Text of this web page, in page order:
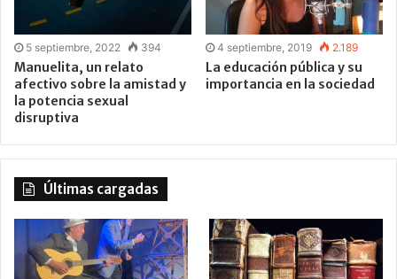
5 septiembre, 2022 394
Manuelita, un relato
afectivo sobre la amistad y
la potencia sexual
disruptiva
4 septiembre, 2019 2.189
La educación pública y su
importancia en la sociedad
Últimas cargadas